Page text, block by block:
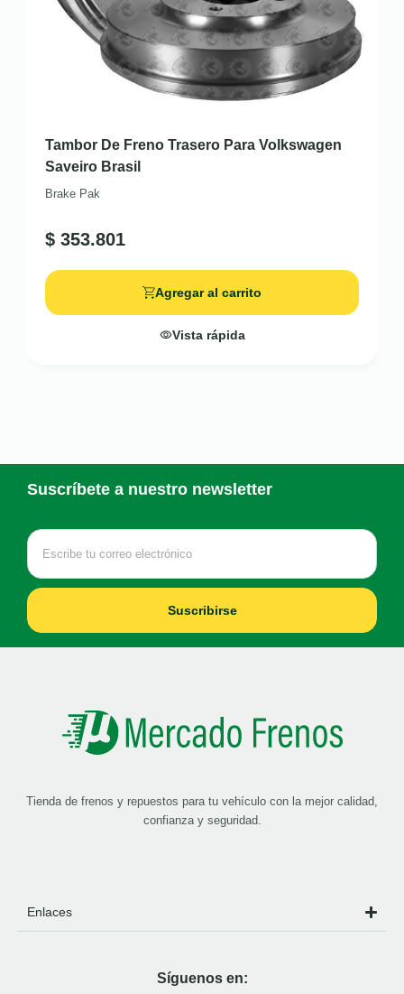
Tambor De Freno Trasero Para Volkswagen
Saveiro Brasil
Brake Pak
$ 353.801
Agregar al carrito
Vista rápida
Suscríbete a nuestro newsletter
Suscribirse
Tienda de frenos y repuestos para tu vehículo con la mejor calidad,
confianza y seguridad.
Enlaces
Síguenos en: